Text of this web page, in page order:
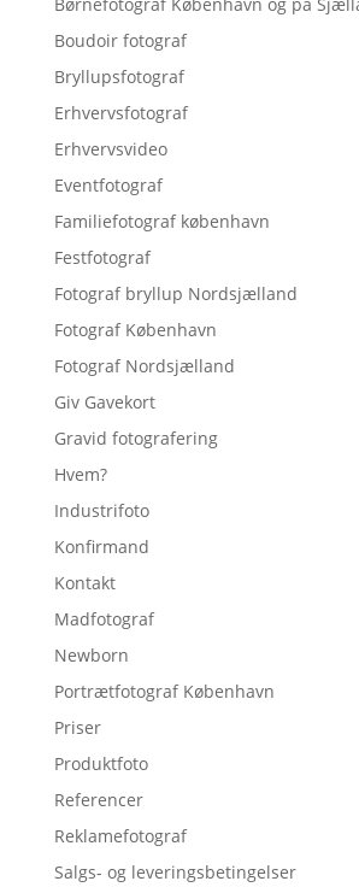
Boudoir fotograf
Bryllupsfotograf
Erhvervsfotograf
Erhvervsvideo
Eventfotograf
Familiefotograf københavn
Festfotograf
Fotograf bryllup Nordsjælland
Fotograf København
Fotograf Nordsjælland
Giv Gavekort
Gravid fotografering
Hvem?
Industrifoto
Konfirmand
Kontakt
Madfotograf
Newborn
Portrætfotograf København
Priser
Produktfoto
Referencer
Reklamefotograf
Salgs- og leveringsbetingelser